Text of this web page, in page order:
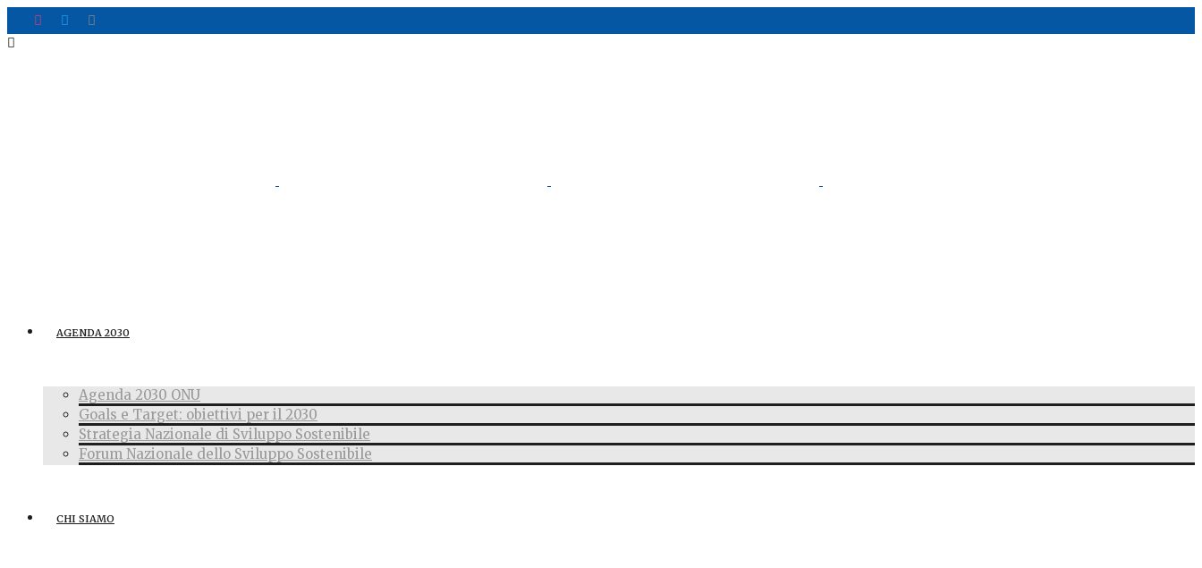
AGENDA 2030
Agenda 2030 ONU
Goals e Target: obiettivi per il 2030
Strategia Nazionale di Sviluppo Sostenibile
Forum Nazionale dello Sviluppo Sostenibile
CHI SIAMO